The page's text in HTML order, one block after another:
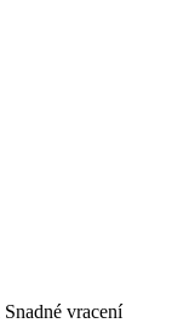
Snadné vracení